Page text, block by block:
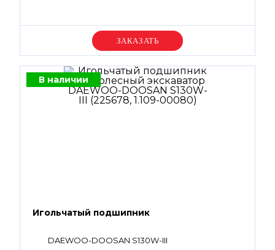
Уточняйте цену
В наличии
Игольчатый подшипник
DAEWOO-DOOSAN S130W-III